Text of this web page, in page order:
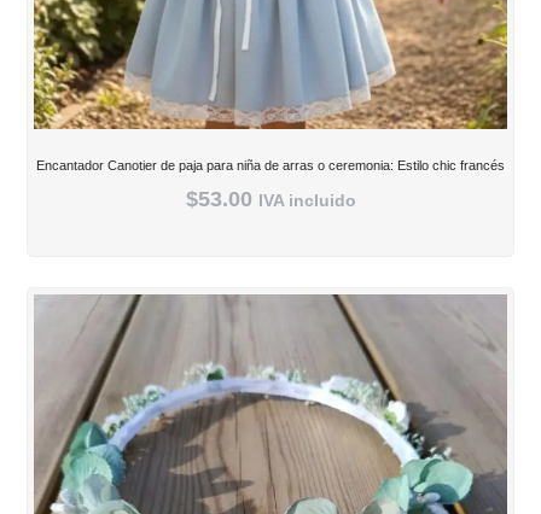
Encantador Canotier de paja para niña de arras o ceremonia: Estilo chic francés
$53.00 IVA incluido